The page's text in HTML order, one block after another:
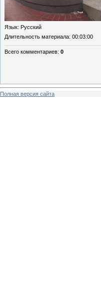
Язык: Русский
Длительность материала: 00:03:00
Всего комментариев: 0
Полная версия сайта